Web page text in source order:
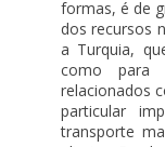
formas, é de
dos recursos
a Turquia,
como para
relacionados
particular
transporte